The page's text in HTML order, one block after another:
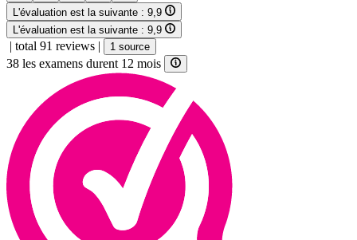
L'évaluation est la suivante : 9,9
L'évaluation est la suivante : 9,9
| total 91 reviews | 1 source
38 les examens durent 12 mois